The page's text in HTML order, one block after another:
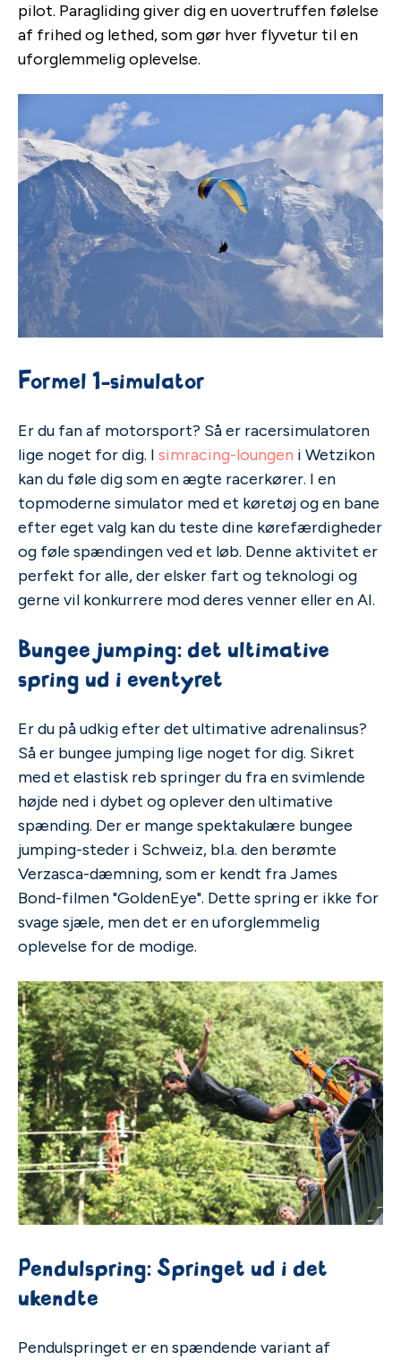
pilot. Paragliding giver dig en uovertruffen følelse
af frihed og lethed, som gør hver flyvetur til en
uforglemmelig oplevelse.
Formel 1-simulator
Er du fan af motorsport? Så er racersimulatoren
lige noget for dig. I simracing-loungen i Wetzikon
kan du føle dig som en ægte racerkører. I en
topmoderne simulator med et køretøj og en bane
efter eget valg kan du teste dine kørefærdigheder
og føle spændingen ved et løb. Denne aktivitet er
perfekt for alle, der elsker fart og teknologi og
gerne vil konkurrere mod deres venner eller en AI.
Bungee jumping: det ultimative
spring ud i eventyret
Er du på udkig efter det ultimative adrenalinsus?
Så er bungee jumping lige noget for dig. Sikret
med et elastisk reb springer du fra en svimlende
højde ned i dybet og oplever den ultimative
spænding. Der er mange spektakulære bungee
jumping-steder i Schweiz, bl.a. den berømte
Verzasca-dæmning, som er kendt fra James
Bond-filmen "GoldenEye". Dette spring er ikke for
svage sjæle, men det er en uforglemmelig
oplevelse for de modige.
Pendulspring: Springet ud i det
ukendte
Pendulspringet er en spændende variant af